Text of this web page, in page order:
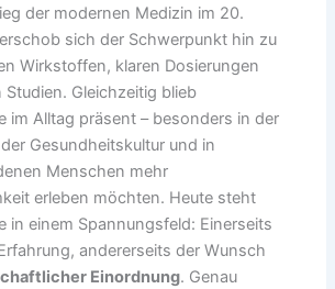
der modernen Medizin im 20.
sich der Schwerpunkt hin zu
Wirkstoffen, klaren Dosierungen
Gleichzeitig blieb
im Alltag präsent – besonders in der
Gesundheitskultur und in
Menschen mehr
erleben möchten. Heute steht
in einem Spannungsfeld: Einerseits
andererseits der Wunsch
Einordnung. Genau